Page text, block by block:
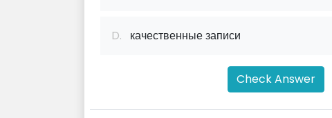
D. качественные записи
Check Answer